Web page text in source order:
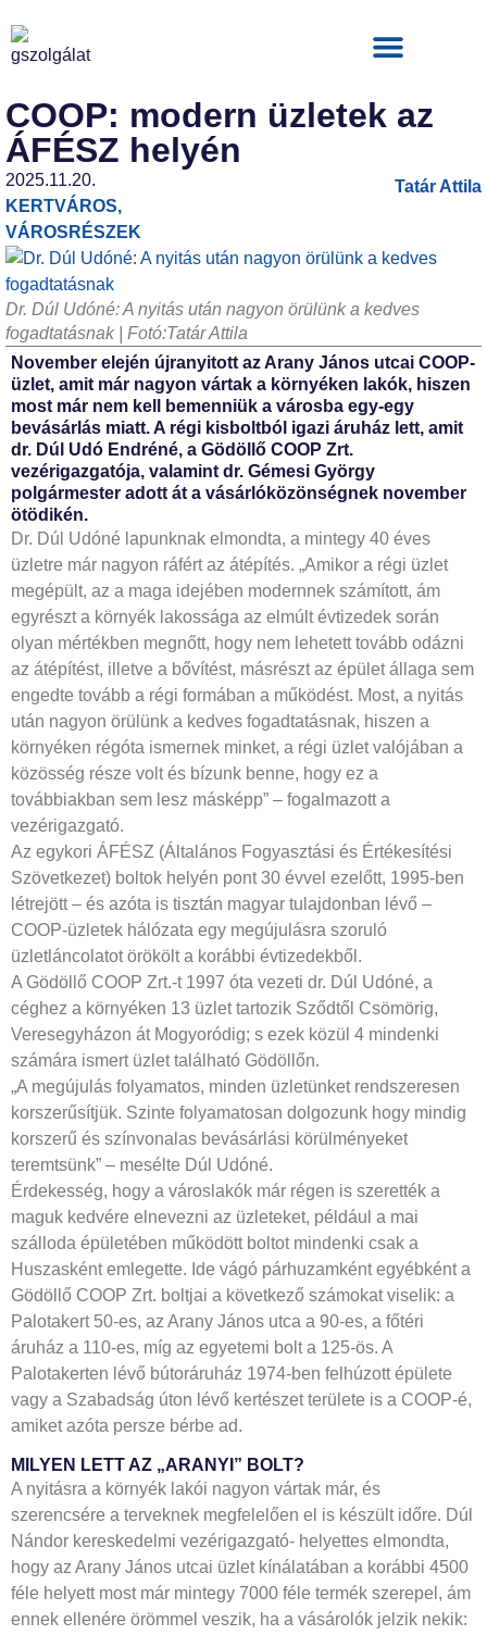
COOP: modern üzletek az
ÁFÉSZ helyén
2025.11.20.
KERTVÁROS,
VÁROSRÉSZEK
Tatár Attila
Dr. Dúl Udóné: A nyitás után nagyon örülünk a kedves
fogadtatásnak | Fotó:Tatár Attila
November elején újranyitott az Arany János utcai COOP-
üzlet, amit már nagyon vártak a környéken lakók, hiszen
most már nem kell bemenniük a városba egy-egy
bevásárlás miatt. A régi kisboltból igazi áruház lett, amit
dr. Dúl Udó Endréné, a Gödöllő COOP Zrt.
vezérigazgatója, valamint dr. Gémesi György
polgármester adott át a vásárlóközönségnek november
ötödikén.
Dr. Dúl Udóné lapunknak elmondta, a mintegy 40 éves
üzletre már nagyon ráfért az átépítés. „Amikor a régi üzlet
megépült, az a maga idejében modernnek számított, ám
egyrészt a környék lakossága az elmúlt évtizedek során
olyan mértékben megnőtt, hogy nem lehetett tovább odázni
az átépítést, illetve a bővítést, másrészt az épület állaga sem
engedte tovább a régi formában a működést. Most, a nyitás
után nagyon örülünk a kedves fogadtatásnak, hiszen a
környéken régóta ismernek minket, a régi üzlet valójában a
közösség része volt és bízunk benne, hogy ez a
továbbiakban sem lesz másképp” – fogalmazott a
vezérigazgató.
Az egykori ÁFÉSZ (Általános Fogyasztási és Értékesítési
Szövetkezet) boltok helyén pont 30 évvel ezelőtt, 1995-ben
létrejött – és azóta is tisztán magyar tulajdonban lévő –
COOP-üzletek hálózata egy megújulásra szoruló
üzletláncolatot örökölt a korábbi évtizedekből.
A Gödöllő COOP Zrt.-t 1997 óta vezeti dr. Dúl Udóné, a
céghez a környéken 13 üzlet tartozik Sződtől Csömörig,
Veresegyházon át Mogyoródig; s ezek közül 4 mindenki
számára ismert üzlet található Gödöllőn.
„A megújulás folyamatos, minden üzletünket rendszeresen
korszerűsítjük. Szinte folyamatosan dolgozunk hogy mindig
korszerű és színvonalas bevásárlási körülményeket
teremtsünk” – mesélte Dúl Udóné.
Érdekesség, hogy a városlakók már régen is szerették a
maguk kedvére elnevezni az üzleteket, például a mai
szálloda épületében működött boltot mindenki csak a
Huszasként emlegette. Ide vágó párhuzamként egyébként a
Gödöllő COOP Zrt. boltjai a következő számokat viselik: a
Palotakert 50-es, az Arany János utca a 90-es, a főtéri
áruház a 110-es, míg az egyetemi bolt a 125-ös. A
Palotakerten lévő bútoráruház 1974-ben felhúzott épülete
vagy a Szabadság úton lévő kertészet területe is a COOP-é,
amiket azóta persze bérbe ad.
MILYEN LETT AZ „ARANYI” BOLT?
A nyitásra a környék lakói nagyon vártak már, és
szerencsére a terveknek megfelelően el is készült időre. Dúl
Nándor kereskedelmi vezérigazgató- helyettes elmondta,
hogy az Arany János utcai üzlet kínálatában a korábbi 4500
féle helyett most már mintegy 7000 féle termék szerepel, ám
ennek ellenére örömmel veszik, ha a vásárolók jelzik nekik: